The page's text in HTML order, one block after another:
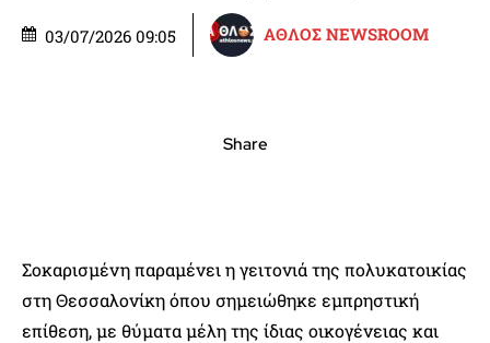
03/07/2026 09:05 ΑΘΛΟΣ NEWSROOM
Share
Σοκαρισμένη παραμένει η γειτονιά της πολυκατοικίας
στη Θεσσαλονίκη όπου σημειώθηκε εμπρηστική
επίθεση, με θύματα μέλη της ίδιας οικογένειας και